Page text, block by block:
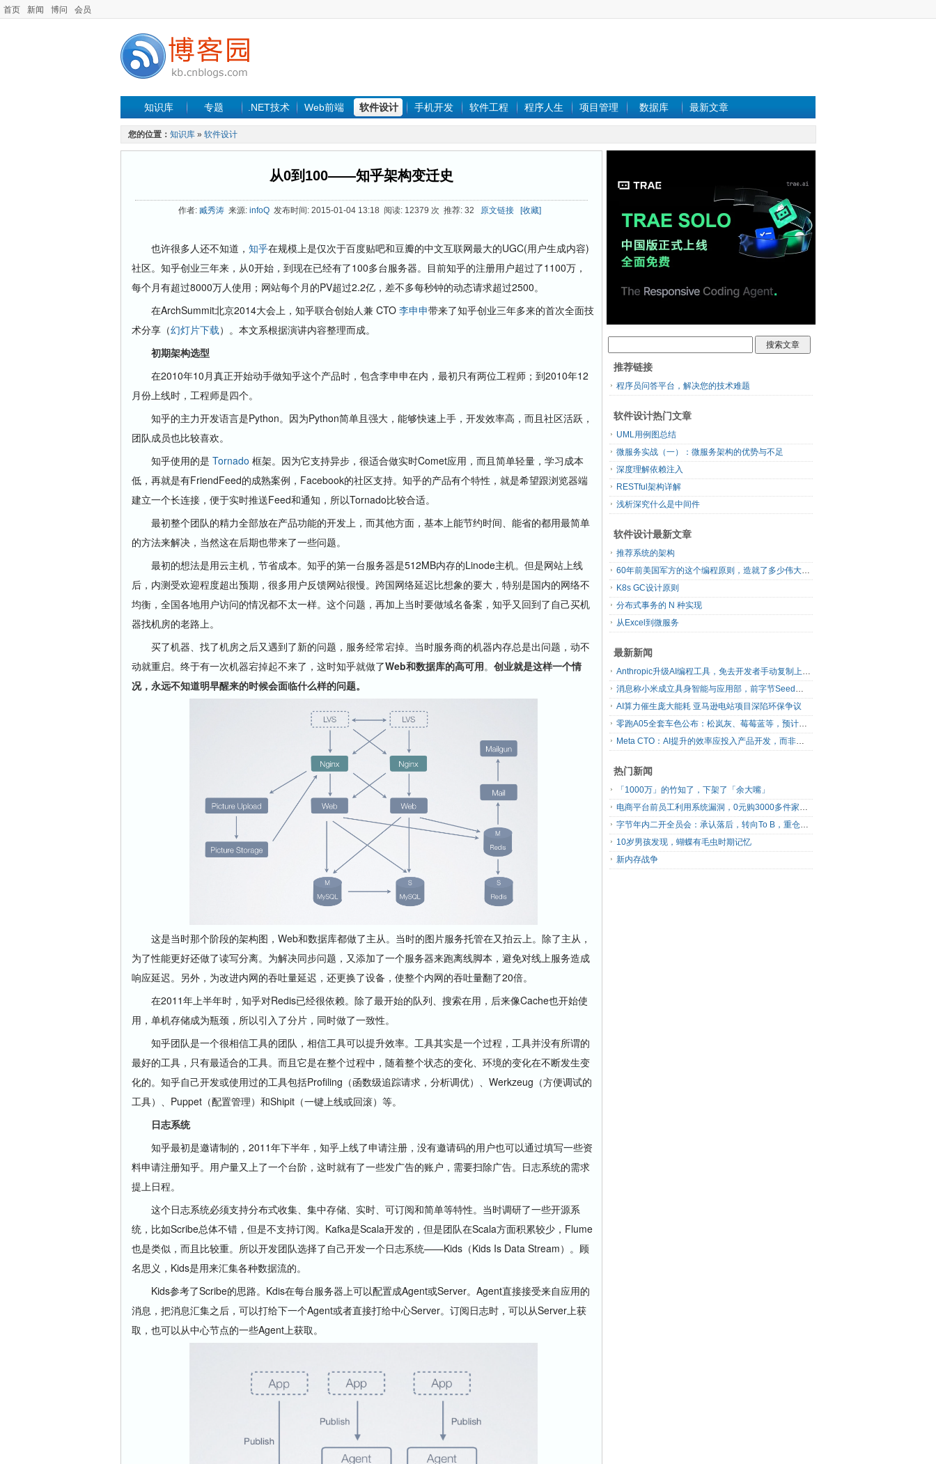
首页 新闻 博问 会员
知识库 专题 .NET技术 Web前端 软件设计 手机开发 软件工程 程序人生 项目管理 数据库 最新文章
您的位置： 知识库 » 软件设计
从0到100——知乎架构变迁史
作者: 臧秀涛来源: infoQ发布时间: 2015-01-04 13:18 阅读: 12379 次 推荐: 32 原文链接 [收藏]
也许很多人还不知道， 知乎在规模上是仅次于百度贴吧和豆瓣的中文互联网最大的UGC(用户生成内容)
社区。知乎创业三年来，从0开始，到现在已经有了100多台服务器。目前知乎的注册用户超过了1100万，
每个月有超过8000万人使用；网站每个月的PV超过2.2亿，差不多每秒钟的动态请求超过2500。
在ArchSummit北京2014大会上，知乎联合创始人兼 CTO 李申申带来了知乎创业三年多来的首次全面技
术分享（幻灯片下载）。本文系根据演讲内容整理而成。
初期架构选型
在2010年10月真正开始动手做知乎这个产品时，包含李申申在内，最初只有两位工程师；到2010年12
月份上线时，工程师是四个。
知乎的主力开发语言是Python。因为Python简单且强大，能够快速上手，开发效率高，而且社区活跃，
团队成员也比较喜欢。
知乎使用的是 Tornado 框架。因为它支持异步，很适合做实时Comet应用，而且简单轻量，学习成本
低，再就是有FriendFeed的成熟案例，Facebook的社区支持。知乎的产品有个特性，就是希望跟浏览器端
建立一个长连接，便于实时推送Feed和通知，所以Tornado比较合适。
最初整个团队的精力全部放在产品功能的开发上，而其他方面，基本上能节约时间、能省的都用最简单
的方法来解决，当然这在后期也带来了一些问题。
最初的想法是用云主机，节省成本。知乎的第一台服务器是512MB内存的Linode主机。但是网站上线
后，内测受欢迎程度超出预期，很多用户反馈网站很慢。跨国网络延迟比想象的要大，特别是国内的网络不
均衡，全国各地用户访问的情况都不太一样。这个问题，再加上当时要做域名备案，知乎又回到了自己买机
器找机房的老路上。
买了机器、找了机房之后又遇到了新的问题，服务经常宕掉。当时服务商的机器内存总是出问题，动不
动就重启。终于有一次机器宕掉起不来了，这时知乎就做了Web和数据库的高可用。 创业就是这样一个情
况，永远不知道明早醒来的时候会面临什么样的问题。
这是当时那个阶段的架构图，Web和数据库都做了主从。当时的图片服务托管在又拍云上。除了主从，
为了性能更好还做了读写分离。为解决同步问题，又添加了一个服务器来跑离线脚本，避免对线上服务造成
响应延迟。另外，为改进内网的吞吐量延迟，还更换了设备，使整个内网的吞吐量翻了20倍。
在2011年上半年时，知乎对Redis已经很依赖。除了最开始的队列、搜索在用，后来像Cache也开始使
用，单机存储成为瓶颈，所以引入了分片，同时做了一致性。
知乎团队是一个很相信工具的团队，相信工具可以提升效率。工具其实是一个过程，工具并没有所谓的
最好的工具，只有最适合的工具。而且它是在整个过程中，随着整个状态的变化、环境的变化在不断发生变
化的。知乎自己开发或使用过的工具包括Profiling（函数级追踪请求，分析调优）、Werkzeug（方便调试的
工具）、Puppet（配置管理）和Shipit（一键上线或回滚）等。
日志系统
知乎最初是邀请制的，2011年下半年，知乎上线了申请注册，没有邀请码的用户也可以通过填写一些资
料申请注册知乎。用户量又上了一个台阶，这时就有了一些发广告的账户，需要扫除广告。日志系统的需求
提上日程。
这个日志系统必须支持分布式收集、集中存储、实时、可订阅和简单等特性。当时调研了一些开源系
统，比如Scribe总体不错，但是不支持订阅。Kafka是Scala开发的，但是团队在Scala方面积累较少，Flume
也是类似，而且比较重。所以开发团队选择了自己开发一个日志系统——Kids（Kids Is Data Stream）。顾
名思义，Kids是用来汇集各种数据流的。
Kids参考了Scribe的思路。Kdis在每台服务器上可以配置成Agent或Server。Agent直接接受来自应用的
消息，把消息汇集之后，可以打给下一个Agent或者直接打给中心Server。订阅日志时，可以从Server上获
取，也可以从中心节点的一些Agent上获取。
推荐链接
程序员问答平台，解决您的技术难题
软件设计热门文章
UML用例图总结
微服务实战（一）：微服务架构的优势与不足
深度理解依赖注入
RESTful架构详解
浅析深究什么是中间件
软件设计最新文章
推荐系统的架构
60年前美国军方的这个编程原则，造就了多少伟大的框架
K8s GC设计原则
分布式事务的 N 种实现
从Excel到微服务
最新新闻
Anthropic升级AI编程工具，免去开发者手动复制上下文
消息称小米成立具身智能与应用部，前字节Seed孔涛挂帅
AI算力催生庞大能耗 亚马逊电站项目深陷环保争议
零跑A05全套车色公布：松岚灰、莓莓蓝等，预计明日上市
Meta CTO：AI提升的效率应投入产品开发，而非增加休假
热门新闻
「1000万」的竹知了，下架了「余大嘴」
电商平台前员工利用系统漏洞，0元购3000多件家电！
字节年内二开全员会：承认落后，转向To B，重仓年轻人
10岁男孩发现，蝴蝶有毛虫时期记忆
新内存战争